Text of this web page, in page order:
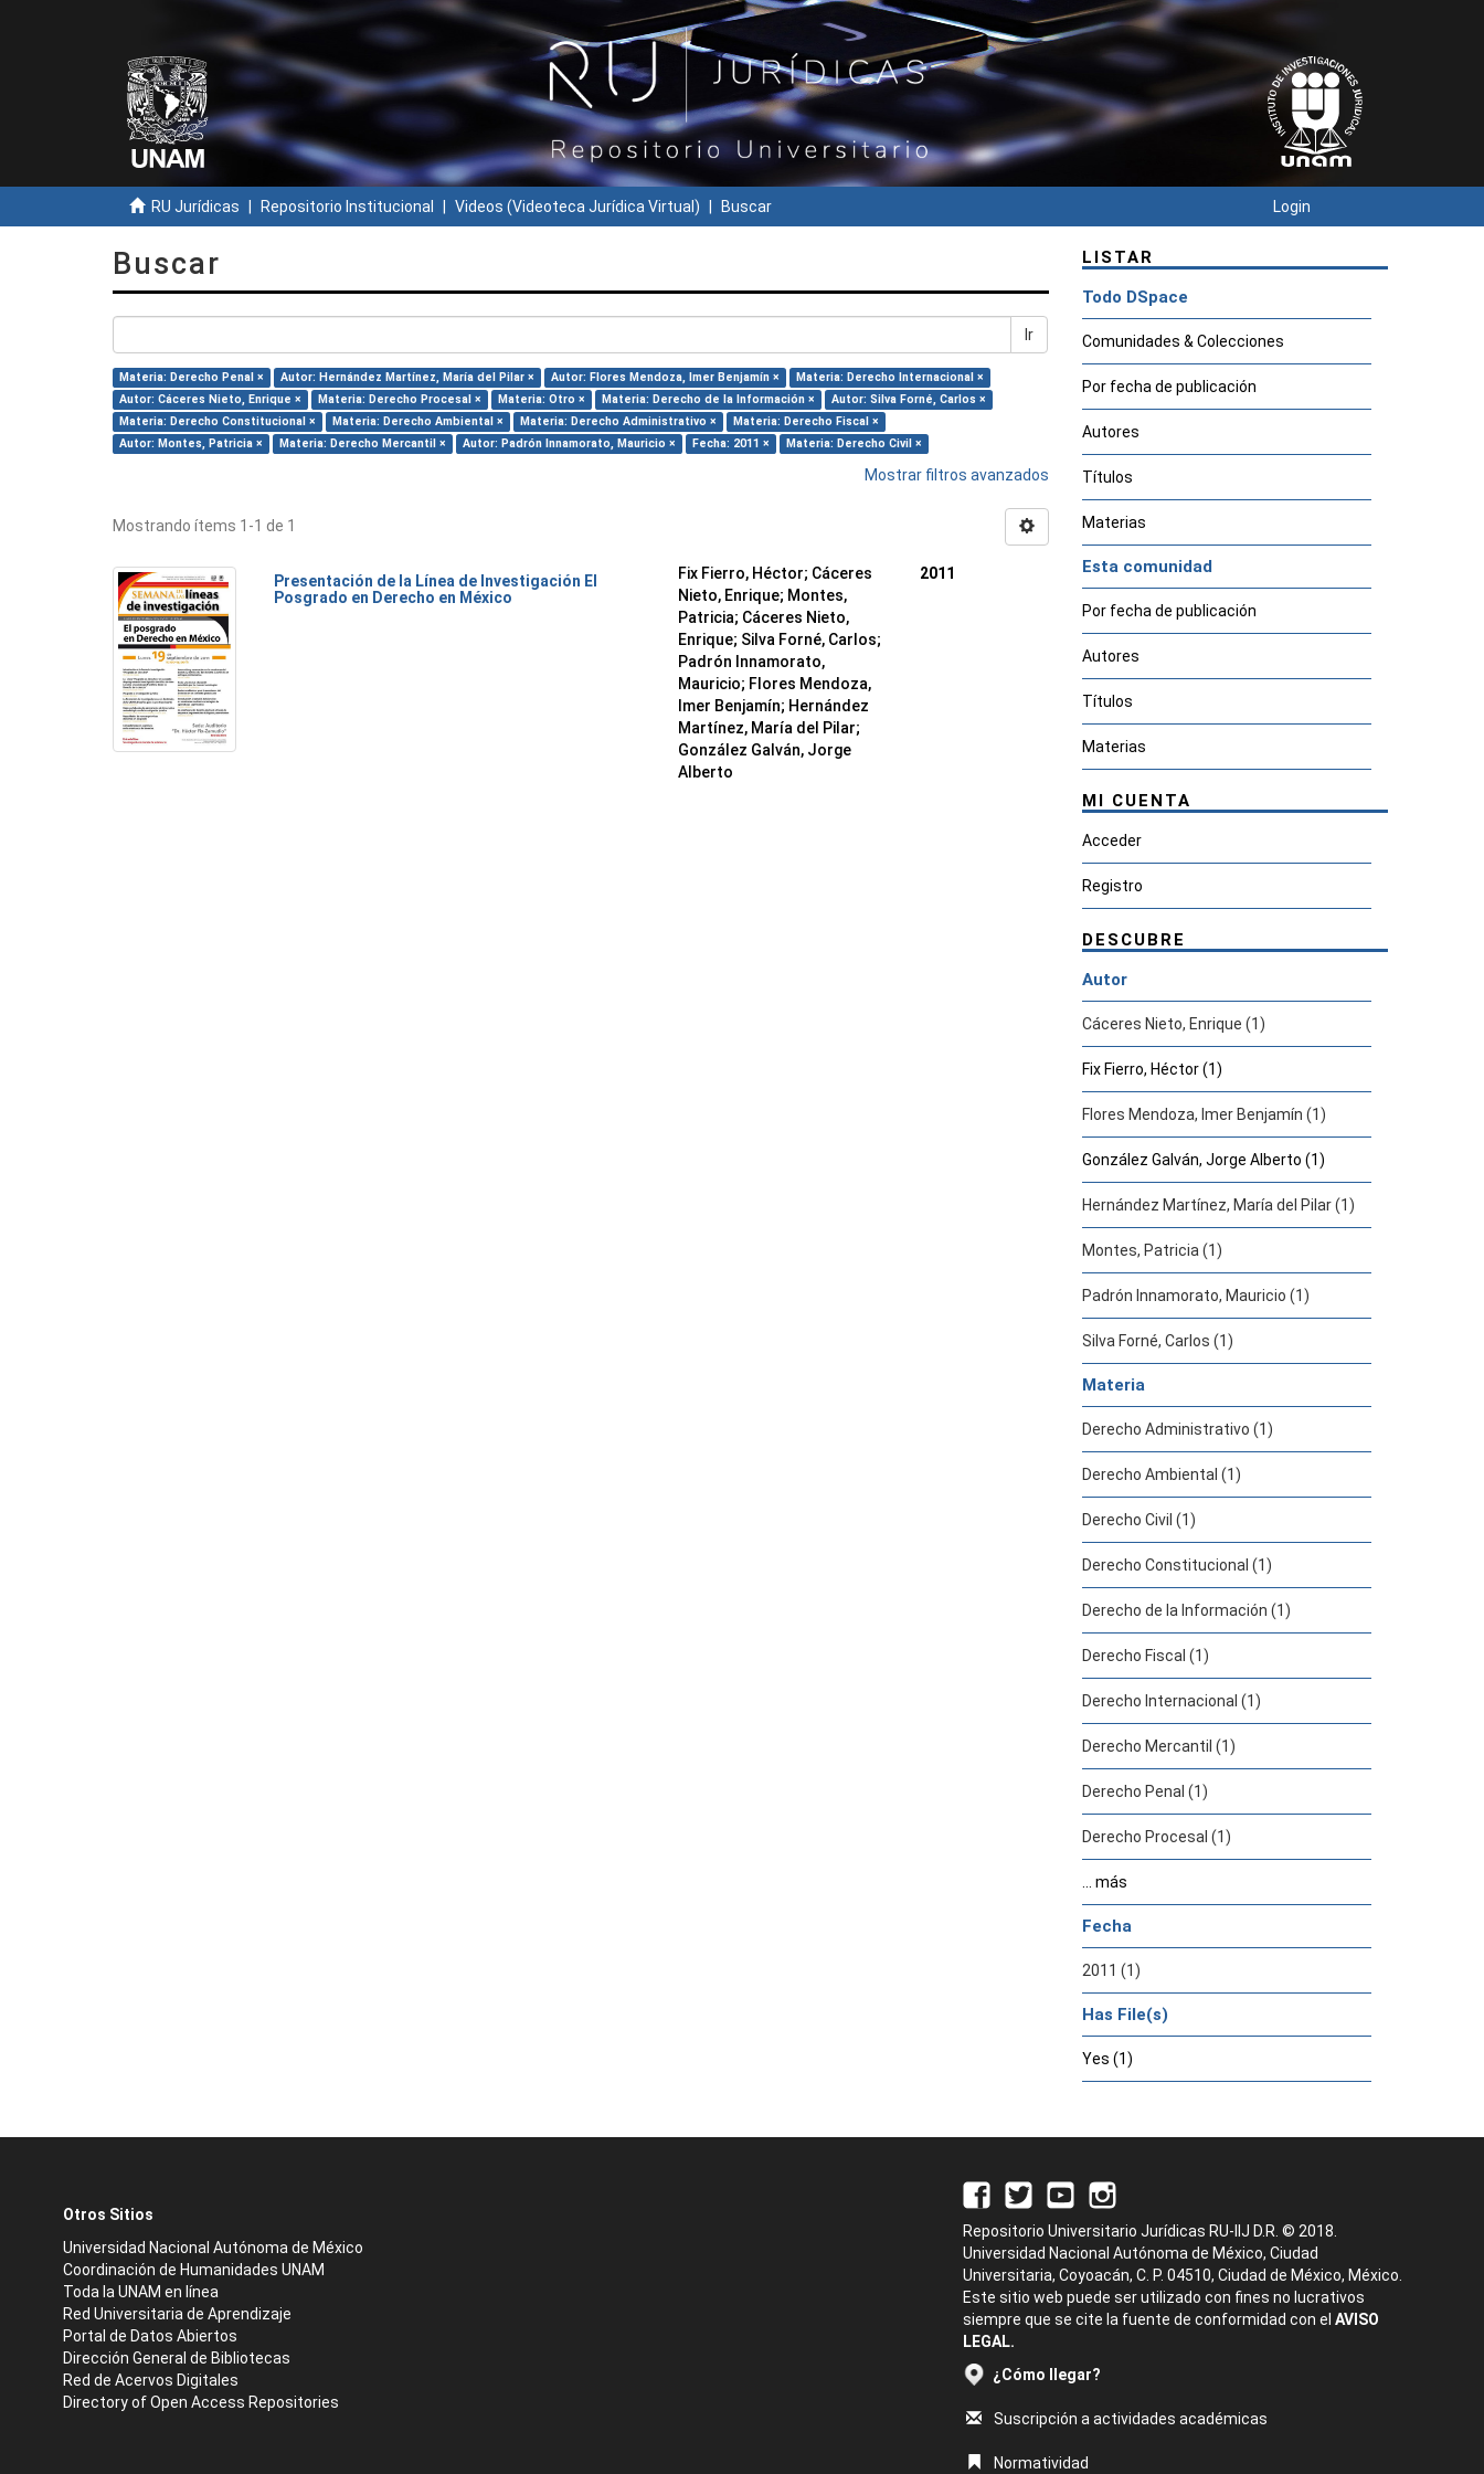
RU Jurídicas Repositorio Institucional Videos (Videoteca Jurídica Virtual) Buscar Login
Buscar
Ir
Materia: Derecho Penal × Autor: Hernández Martínez, María del Pilar × Autor: Flores Mendoza, Imer Benjamín ×
Materia: Derecho Internacional ×
Autor: Cáceres Nieto, Enrique ×
Materia: Derecho Procesal × Materia: Otro × Materia: Derecho de la Información ×
Autor: Silva Forné, Carlos ×
Materia: Derecho Constitucional ×
Materia: Derecho Ambiental × Materia: Derecho Administrativo ×
Materia: Derecho Fiscal ×
Autor: Montes, Patricia ×
Materia: Derecho Mercantil × Autor: Padrón Innamorato, Mauricio × Fecha: 2011 × Materia: Derecho Civil ×
Mostrar filtros avanzados
Mostrando ítems 1-1 de 1
Presentación de la Línea de Investigación El
Posgrado en Derecho en México
Fix Fierro, Héctor; Cáceres
Nieto, Enrique; Montes,
Patricia; Cáceres Nieto,
Enrique; Silva Forné, Carlos;
Padrón Innamorato,
Mauricio; Flores Mendoza,
Imer Benjamín; Hernández
Martínez, María del Pilar;
González Galván, Jorge
Alberto
2011
LISTAR
Todo DSpace
Comunidades & Colecciones
Por fecha de publicación
Autores
Títulos
Materias
Esta comunidad
Por fecha de publicación
Autores
Títulos
Materias
MI CUENTA
Acceder
Registro
DESCUBRE
Autor
Cáceres Nieto, Enrique (1)
Fix Fierro, Héctor (1)
Flores Mendoza, Imer Benjamín (1)
González Galván, Jorge Alberto (1)
Hernández Martínez, María del Pilar (1)
Montes, Patricia (1)
Padrón Innamorato, Mauricio (1)
Silva Forné, Carlos (1)
Materia
Derecho Administrativo (1)
Derecho Ambiental (1)
Derecho Civil (1)
Derecho Constitucional (1)
Derecho de la Información (1)
Derecho Fiscal (1)
Derecho Internacional (1)
Derecho Mercantil (1)
Derecho Penal (1)
Derecho Procesal (1)
... más
Fecha
2011 (1)
Has File(s)
Yes (1)
Otros Sitios
Universidad Nacional Autónoma de México
Coordinación de Humanidades UNAM
Toda la UNAM en línea
Red Universitaria de Aprendizaje
Portal de Datos Abiertos
Dirección General de Bibliotecas
Red de Acervos Digitales
Directory of Open Access Repositories
Repositorio Universitario Jurídicas RU-IIJ D.R. © 2018.
Universidad Nacional Autónoma de México, Ciudad
Universitaria, Coyoacán, C. P. 04510, Ciudad de México, México.
Este sitio web puede ser utilizado con fines no lucrativos
siempre que se cite la fuente de conformidad con el AVISO
LEGAL.
¿Cómo llegar?
Suscripción a actividades académicas
Normatividad